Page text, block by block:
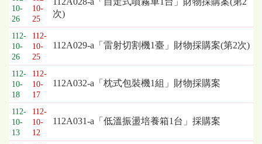
為：
開
標
日
期、
截
標
日
期、
公
告
事
10-
26
10-
25
次)
112-
10-
26
112-
10-
25
112A029-a「雷射切割機1臺」財物採購案(第2次)
112-
10-
18
112-
10-
17
112A032-a「枕式包裝機1組」財物採購案
112-
10-
13
112-
10-
12
112A031-a「低溫振盪培養箱1台」採購案